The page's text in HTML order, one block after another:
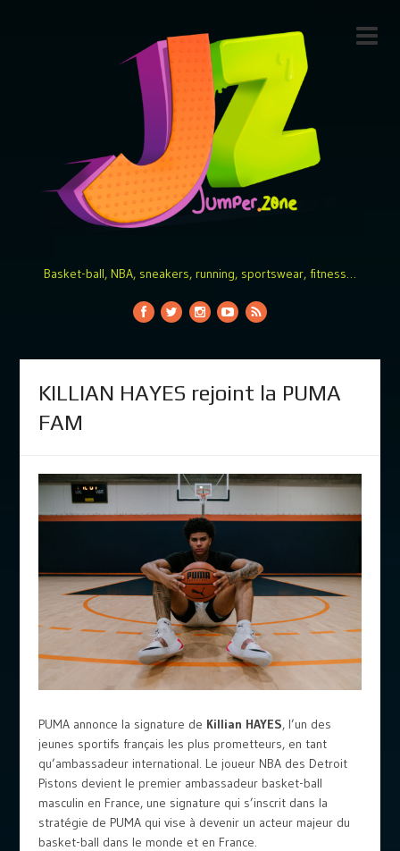
Basket-ball, NBA, sneakers, running, sportswear, fitness…
KILLIAN HAYES rejoint la PUMA
FAM
PUMA annonce la signature de Killian HAYES, l’un des
jeunes sportifs français les plus prometteurs, en tant
qu’ambassadeur international. Le joueur NBA des Detroit
Pistons devient le premier ambassadeur basket-ball
masculin en France, une signature qui s’inscrit dans la
stratégie de PUMA qui vise à devenir un acteur majeur du
basket-ball dans le monde et en France.